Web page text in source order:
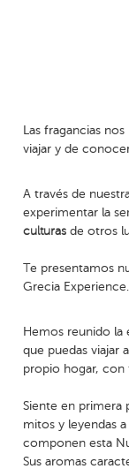
Las fragancias
viajar y de
A través de
experimentar la
culturasde otros
Te presentamos
Grecia Experience.
Hemos reunido la
que puedas viajar
propio hogar, con
Siente en primera
mitos y leyendas
componen esta
Sus aromas